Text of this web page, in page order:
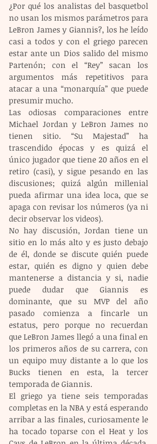
¿Por qué los analistas del basquetbol
no usan los mismos parámetros para
LeBron James y Giannis?, los he leído
casi a todos y con el griego parecen
estar ante un Dios salido del mismo
Partenón; con el “Rey” sacan los
argumentos más repetitivos para
atacar a una “monarquía” que puede
presumir mucho.
Las odiosas comparaciones entre
Michael Jordan y LeBron James no
tienen sitio. “Su Majestad” ha
trascendido épocas y es quizá el
único jugador que tiene 20 años en el
retiro (casi), y sigue pesando en las
discusiones; quizá algún millenial
pueda afirmar una idea loca, que se
apaga con revisar los números (ya ni
decir observar los videos).
No hay discusión, Jordan tiene un
sitio en lo más alto y es justo debajo
de él, donde se discute quién puede
estar, quién es digno y quien debe
mantenerse a distancia y si, nadie
puede dudar que Giannis es
dominante, que su MVP del año
pasado comienza a fincarle un
estatus, pero porque no recuerdan
que LeBron James llegó a una final en
los primeros años de su carrera, con
un equipo muy distante a lo que los
Bucks tienen en esta, la tercer
temporada de Giannis.
El griego ya tiene seis temporadas
completas en la NBA y está esperando
arribar a las finales, curiosamente le
ha tocado toparse con el Heat y los